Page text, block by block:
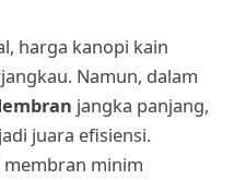
harga kanopi kain
Namun, dalam
jangka panjang,
juara efisiensi.
membran minim